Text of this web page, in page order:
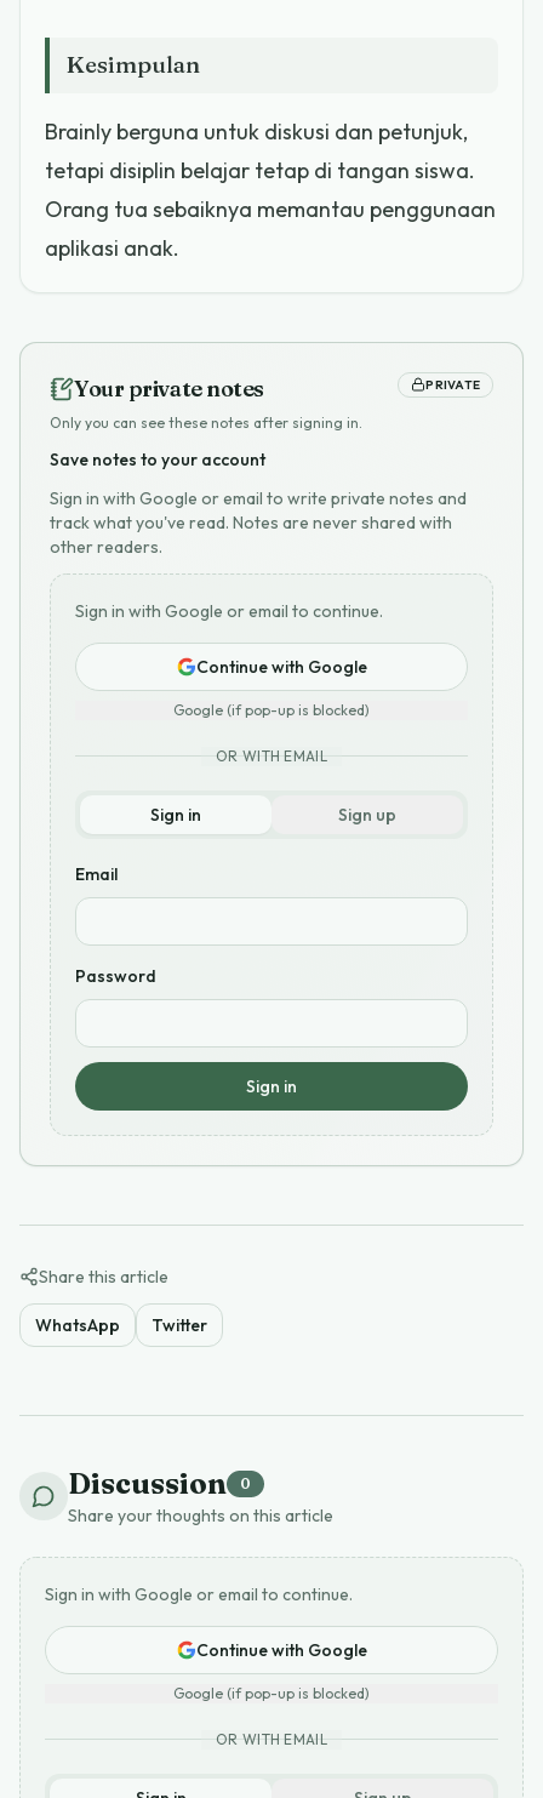
Kesimpulan
Brainly berguna untuk diskusi dan petunjuk,
tetapi disiplin belajar tetap di tangan siswa.
Orang tua sebaiknya memantau penggunaan
aplikasi anak.
Your private notes
Only you can see these notes after signing in.
PRIVATE
Save notes to your account
Sign in with Google or email to write private notes and
track what you've read. Notes are never shared with
other readers.
Sign in with Google or email to continue.
Continue with Google
Google (if pop-up is blocked)
OR WITH EMAIL
Sign in Sign up
Email
Password
Sign in
Share this article
WhatsApp Twitter
Discussion 0
Share your thoughts on this article
Sign in with Google or email to continue.
Continue with Google
Google (if pop-up is blocked)
OR WITH EMAIL